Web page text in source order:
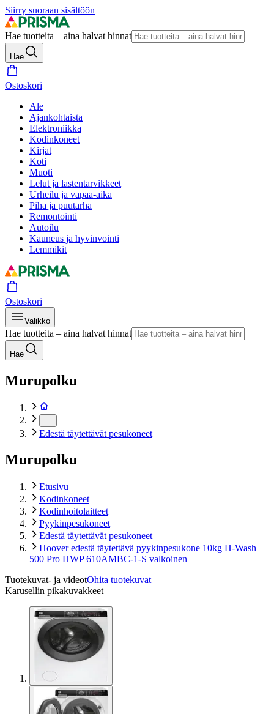
Siirry suoraan sisältöön
Hae tuotteita – aina halvat hinnat
Hae
Ostoskori
Ale
Ajankohtaista
Elektroniikka
Kodinkoneet
Kirjat
Koti
Muoti
Lelut ja lastentarvikkeet
Urheilu ja vapaa-aika
Piha ja puutarha
Remontointi
Autoilu
Kauneus ja hyvinvointi
Lemmikit
Ostoskori
Valikko
Hae tuotteita – aina halvat hinnat
Hae
Murupolku
Edestä täytettävät pesukoneet
Murupolku
Etusivu
Kodinkoneet
Kodinhoitolaitteet
Pyykinpesukoneet
Edestä täytettävät pesukoneet
Hoover edestä täytettävä pyykinpesukone 10kg H-Wash
500 Pro HWP 610AMBC-1-S valkoinen
Tuotekuvat- ja videotOhita tuotekuvat
Karusellin pikakuvakkeet